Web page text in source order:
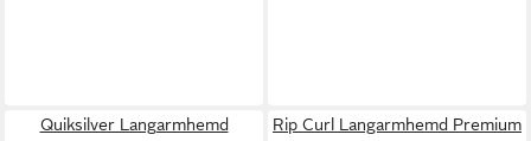
Quiksilver Langarmhemd
Rip Curl Langarmhemd Premium